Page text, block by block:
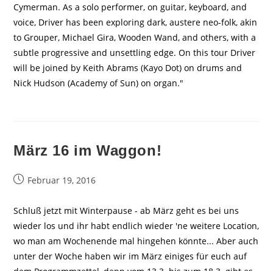
Cymerman. As a solo performer, on guitar, keyboard, and
voice, Driver has been exploring dark, austere neo-folk, akin
to Grouper, Michael Gira, Wooden Wand, and others, with a
subtle progressive and unsettling edge. On this tour Driver
will be joined by Keith Abrams (Kayo Dot) on drums and
Nick Hudson (Academy of Sun) on organ."
März 16 im Waggon!
BeitragFebruar 19, 2016
Schluß jetzt mit Winterpause - ab März geht es bei uns
wieder los und ihr habt endlich wieder 'ne weitere Location,
wo man am Wochenende mal hingehen könnte... Aber auch
unter der Woche haben wir im März einiges für euch auf